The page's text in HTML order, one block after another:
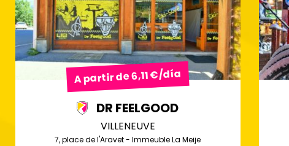
A partir de 6,11 €/día
DR FEELGOOD
VILLENEUVE
7, place de l'Aravet - Immeuble La Meije